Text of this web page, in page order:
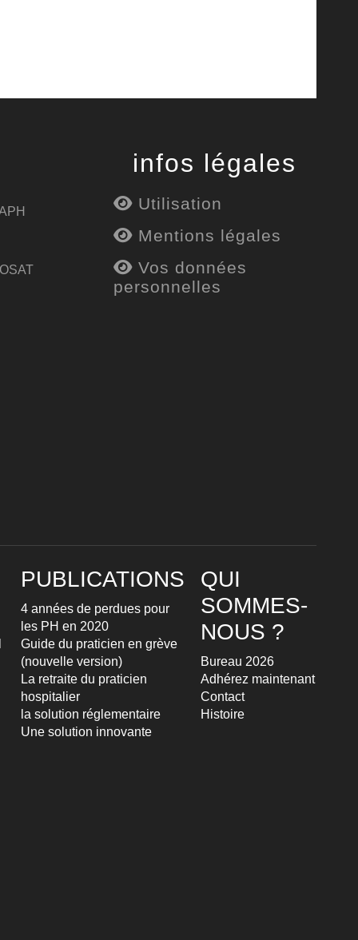
infos légales
Utilisation
Mentions légales
Vos données
personnelles
PUBLICATIONS
4 années de perdues pour
les PH en 2020
Guide du praticien en grève
(nouvelle version)
La retraite du praticien
hospitalier
la solution réglementaire
Une solution innovante
QUI
SOMMES-
NOUS ?
Bureau 2026
Adhérez maintenant
Contact
Histoire